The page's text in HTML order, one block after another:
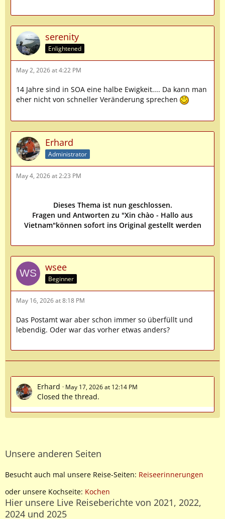
serenity
Enlightened
May 2, 2026 at 4:22 PM
14 Jahre sind in SOA eine halbe Ewigkeit.... Da kann man
eher nicht von schneller Veränderung sprechen
Erhard
Administrator
May 4, 2026 at 2:23 PM
Dieses Thema ist nun geschlossen.
Fragen und Antworten zu "Xin chào - Hallo aus
Vietnam"können sofort ins Original gestellt werden
wsee
Beginner
May 16, 2026 at 8:18 PM
Das Postamt war aber schon immer so überfüllt und
lebendig. Oder war das vorher etwas anders?
Erhard May 17, 2026 at 12:14 PM
Closed the thread.
Unsere anderen Seiten
Besucht auch mal unsere Reise-Seiten: Reiseerinnerungen
oder unsere Kochseite: Kochen
Hier unsere Live Reiseberichte von 2021, 2022,
2024 und 2025